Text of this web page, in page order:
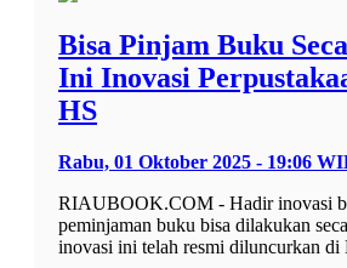
Bisa Pinjam Buku
Ini Inovasi
HS
Rabu, 01 Oktober 2025 - 19:06
RIAUBOOK.COM - Hadir inovasi
peminjaman buku bisa dilakukan
inovasi ini telah resmi diluncurkan di